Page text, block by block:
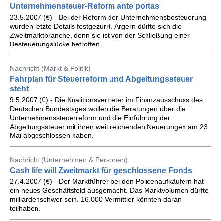
Unternehmensteuer-Reform ante portas
23.5.2007 (€) - Bei der Reform der Unternehmensbesteuerung
wurden letzte Details festgezurrt. Ärgern dürfte sich die
Zweitmarktbranche, denn sie ist von der Schließung einer
Besteuerungslücke betroffen.
Nachricht (Markt & Politik)
Fahrplan für Steuerreform und Abgeltungssteuer
steht
9.5.2007 (€) - Die Koalitionsvertreter im Finanzausschuss des
Deutschen Bundestages wollen die Beratungen über die
Unternehmenssteuerreform und die Einführung der
Abgeltungssteuer mit ihren weit reichenden Neuerungen am 23.
Mai abgeschlossen haben.
Nachricht (Unternehmen & Personen)
Cash life will Zweitmarkt für geschlossene Fonds
27.4.2007 (€) - Der Marktführer bei den Policenaufkäufern hat
ein neues Geschäftsfeld ausgemacht. Das Marktvolumen dürfte
milliardenschwer sein. 16.000 Vermittler könnten daran
teilhaben.